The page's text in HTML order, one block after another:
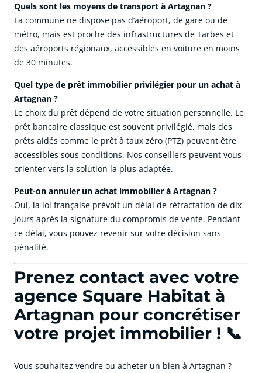
Quels sont les moyens de transport à Artagnan ?
La commune ne dispose pas d’aéroport, de gare ou de
métro, mais est proche des infrastructures de Tarbes et
des aéroports régionaux, accessibles en voiture en moins
de 30 minutes.
Quel type de prêt immobilier privilégier pour un achat à
Artagnan ?
Le choix du prêt dépend de votre situation personnelle. Le
prêt bancaire classique est souvent privilégié, mais des
prêts aidés comme le prêt à taux zéro (PTZ) peuvent être
accessibles sous conditions. Nos conseillers peuvent vous
orienter vers la solution la plus adaptée.
Peut-on annuler un achat immobilier à Artagnan ?
Oui, la loi française prévoit un délai de rétractation de dix
jours après la signature du compromis de vente. Pendant
ce délai, vous pouvez revenir sur votre décision sans
pénalité.
Prenez contact avec votre
agence Square Habitat à
Artagnan pour concrétiser
votre projet immobilier ! 📞
Vous souhaitez vendre ou acheter un bien à Artagnan ?